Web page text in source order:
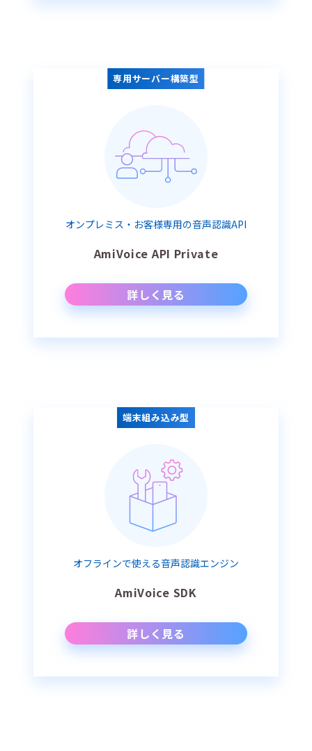
専用サーバー構築型
オンプレミス・お客様専用の音声認識API
AmiVoice API Private
詳しく見る
端末組み込み型
オフラインで使える音声認識エンジン
AmiVoice SDK
詳しく見る